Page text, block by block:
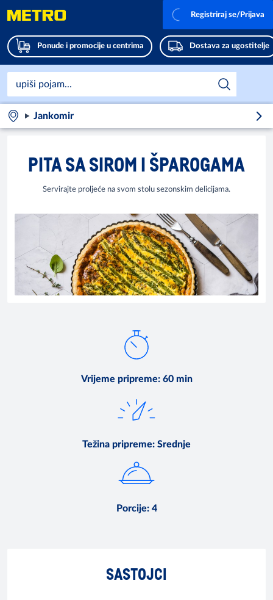
Ponude i promocije u centrima Dostava za ugostitelje
Registriraj se/Prijava
Jankomir
PITA SA SIROM I ŠPAROGAMA
Servirajte proljeće na svom stolu sezonskim delicijama.
Vrijeme pripreme: 60 min
Težina pripreme: Srednje
Porcije: 4
SASTOJCI